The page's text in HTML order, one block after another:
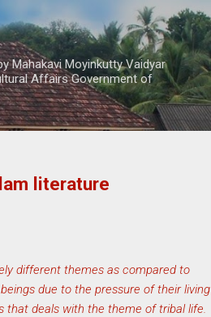
Mahakavi Moyinkutty Vaidyar
Affairs Government of
literature
different themes as compared to
due to the pressure of their living
that deals with the theme of tribal life.